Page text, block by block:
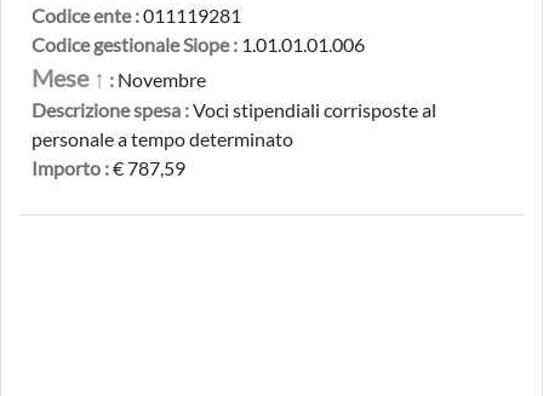
Codice ente :011119281
Codice gestionale Siope : 1.01.01.01.006
Mese ↑ : Novembre
Descrizione spesa :Voci stipendiali corrisposte al
personale a tempo determinato
Importo :€ 787,59